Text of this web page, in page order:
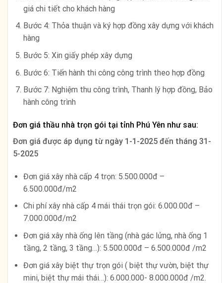
giá chi tiết cho khách hàng
Bước 4: Thỏa thuận và ký hợp đồng xây dựng với khách
hàng
Bước 5: Xin giấy phép xây dựng
Bước 6: Tiến hành thi công công trình theo hợp đồng
Bước 7: Nghiệm thu công trình, Thanh lý hợp đồng, Bảo
hành công trình
Đơn giá thầu nhà trọn gói tại tỉnh Phú Yên như sau:
Đơn giá được áp dụng từ ngày 1-1-2025 đến tháng 31-
5-2025
Đơn giá xây nhà cấp 4 trọn: 5.500.000đ –
6.500.000đ/m2
Chi phí xây nhà cấp 4 mái thái trọn gói: 6.000.00đ –
7.000.000đ/m2
Đơn giá xây nhà ống lên tầng (nhà gác lửng, nhà ống 1
tầng, 2 tầng, 3 tầng…): 5.500.000đ – 6.500.000đ /m2
Đơn giá xây biệt thự trọn gói ( biệt thự vườn, biệt thự
mini, biệt thự mái thái…): 6.000.000- 8.000.000đ /m2.